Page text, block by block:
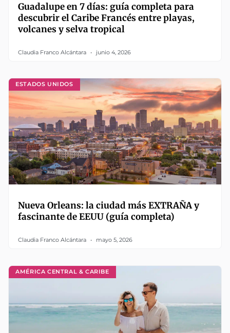
Guadalupe en 7 días: guía completa para
descubrir el Caribe Francés entre playas,
volcanes y selva tropical
Claudia Franco Alcántara junio 4, 2026
ESTADOS UNIDOS
Nueva Orleans: la ciudad más EXTRAÑA y
fascinante de EEUU (guía completa)
Claudia Franco Alcántara mayo 5, 2026
AMÉRICA CENTRAL & CARIBE